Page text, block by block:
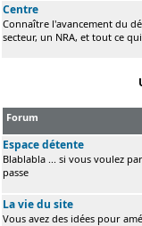
Centre
Connaître l'avancement du
secteur, un NRA, et tout ce
Forum
Espace détente
Blablabla ... si vous voulez
passe
La vie du site
Vous avez des idées pour